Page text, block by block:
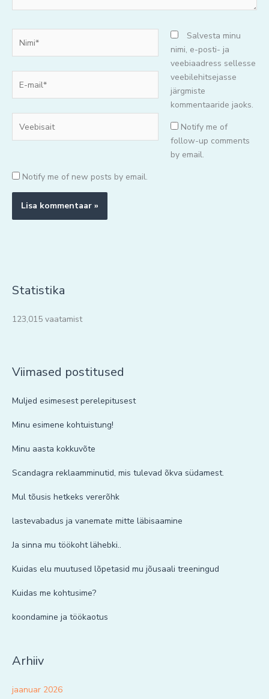
mail*
Salvesta minu
nimi, e-posti- ja
veebiaadress sellesse
veebilehitsejasse
järgmiste
kommentaaride jaoks.
Notify me of
follow-up comments
by email.
Notify me of new posts by email.
Statistika
123,015 vaatamist
Viimased postitused
Muljed esimesest perelepitusest
Minu esimene kohtuistung!
Minu aasta kokkuvõte
Scandagra reklaamminutid, mis tulevad õkva südamest.
Mul tõusis hetkeks vererõhk
lastevabadus ja vanemate mitte läbisaamine
Ja sinna mu töökoht lähebki..
Kuidas elu muutused lõpetasid mu jõusaali treeningud
Kuidas me kohtusime?
koondamine ja töökaotus
Arhiiv
jaanuar 2026